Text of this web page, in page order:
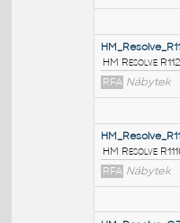
HM
RFA